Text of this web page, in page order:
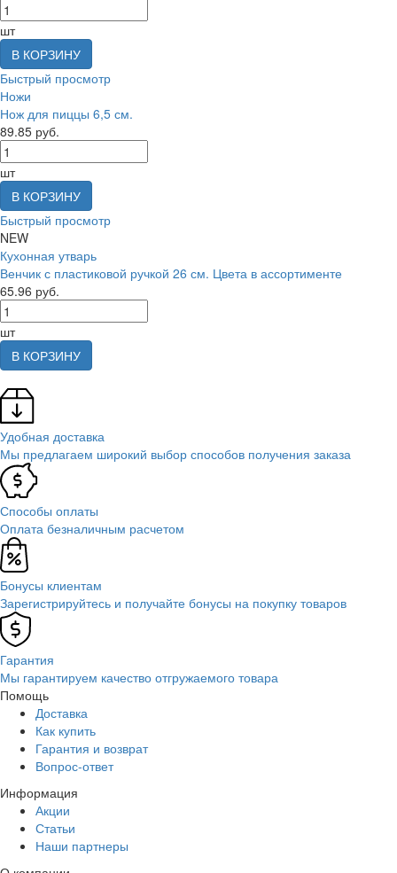
шт
В КОРЗИНУ
Быстрый просмотр
Ножи
Нож для пиццы 6,5 см.
89.85 руб.
шт
В КОРЗИНУ
Быстрый просмотр
NEW
Кухонная утварь
Венчик с пластиковой ручкой 26 см. Цвета в ассортименте
65.96 руб.
шт
В КОРЗИНУ
Удобная доставка
Мы предлагаем широкий выбор способов получения заказа
Способы оплаты
Оплата безналичным расчетом
Бонусы клиентам
Зарегистрируйтесь и получайте бонусы на покупку товаров
Гарантия
Мы гарантируем качество отгружаемого товара
Помощь
Доставка
Как купить
Гарантия и возврат
Вопрос-ответ
Информация
Акции
Статьи
Наши партнеры